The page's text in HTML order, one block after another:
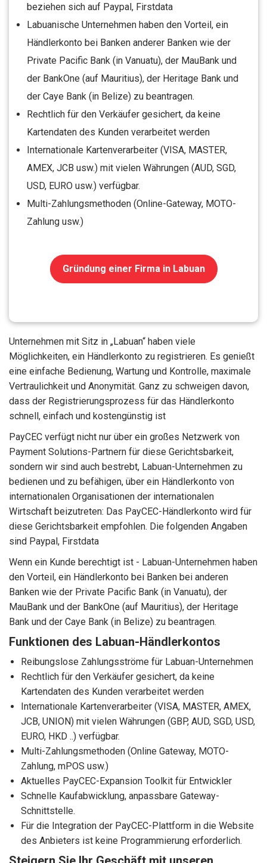
beziehen sich auf Paypal, Firstdata
Labuanische Unternehmen haben den Vorteil, ein
Händlerkonto bei Banken anderer Banken wie der
Private Pacific Bank (in Vanuatu), der MauBank und
der BankOne (auf Mauritius), der Heritage Bank und
der Caye Bank (in Belize) zu beantragen.
Rechtlich für den Verkäufer gesichert, da keine
Kartendaten des Kunden verarbeitet werden
Internationale Kartenverarbeiter (VISA, MASTER,
AMEX, JCB usw.) mit vielen Währungen (AUD, SGD,
USD, EURO usw.) verfügbar.
Multi-Zahlungsmethoden (Online-Gateway, MOTO-
Zahlung usw.)
Gründung einer Firma in Labuan
Unternehmen mit Sitz in „Labuan“ haben viele
Möglichkeiten, ein Händlerkonto zu registrieren. Es genießt
eine einfache Bedienung, Wartung und Kontrolle, maximale
Vertraulichkeit und Anonymität. Ganz zu schweigen davon,
dass der Registrierungsprozess für das Händlerkonto
schnell, einfach und kostengünstig ist
PayCEC verfügt nicht nur über ein großes Netzwerk von
Payment Solutions-Partnern für diese Gerichtsbarkeit,
sondern wir sind auch bestrebt, Labuan-Unternehmen zu
bedienen und zu befähigen, über ein Händlerkonto von
internationalen Organisationen der internationalen
Wirtschaft beizutreten: Das PayCEC-Händlerkonto wird für
diese Gerichtsbarkeit empfohlen. Die folgenden Angaben
sind Paypal, Firstdata
Wenn ein Kunde berechtigt ist - Labuan-Unternehmen haben
den Vorteil, ein Händlerkonto bei Banken bei anderen
Banken wie der Private Pacific Bank (in Vanuatu), der
MauBank und der BankOne (auf Mauritius), der Heritage
Bank und der Caye Bank (in Belize) zu beantragen.
Funktionen des Labuan-Händlerkontos
Reibungslose Zahlungsströme für Labuan-Unternehmen
Rechtlich für den Verkäufer gesichert, da keine
Kartendaten des Kunden verarbeitet werden
Internationale Kartenverarbeiter (VISA, MASTER, AMEX,
JCB, UNION) mit vielen Währungen (GBP, AUD, SGD, USD,
EURO, HKD ..) verfügbar.
Multi-Zahlungsmethoden (Online Gateway, MOTO-
Zahlung, mPOS usw.)
Aktuelles PayCEC-Expansion Toolkit für Entwickler
Schnelle Kaufabwicklung, anpassbare Gateway-
Schnittstelle.
Für die Integration der PayCEC-Plattform in die Website
des Anbieters ist keine Programmierung erforderlich.